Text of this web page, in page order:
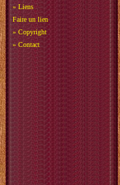
» Liens
Faire un lien
» Copyright
» Contact